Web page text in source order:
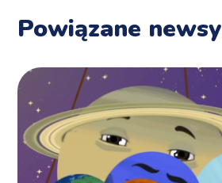
Powiązane newsy